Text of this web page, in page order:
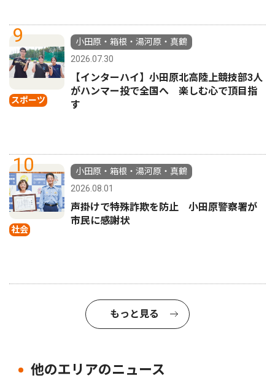
9
スポーツ
小田原・箱根・湯河原・真鶴
2026.07.30
【インターハイ】小田原北高陸上競技部3人
がハンマー投で全国へ 楽しむ心で頂目指
す
10
社会
小田原・箱根・湯河原・真鶴
2026.08.01
声掛けで特殊詐欺を防止 小田原警察署が
市民に感謝状
もっと見る
他のエリアのニュース